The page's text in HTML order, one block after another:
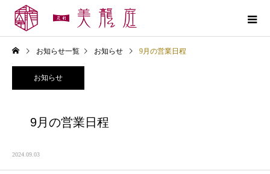
お知らせ一覧 お知らせ 9月の営業日程
お知らせ
9月の営業日程
2024.09.03